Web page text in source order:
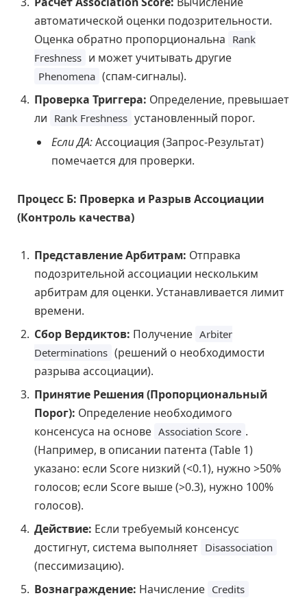
автоматической оценки подозрительности.
Оценка обратно пропорциональна Rank
Freshness и может учитывать другие
Phenomena (спам-сигналы).
Проверка Триггера: Определение, превышает
ли Rank Freshness установленный порог.
Если ДА:Ассоциация (Запрос-Результат)
помечается для проверки.
Процесс Б: Проверка и Разрыв Ассоциации
(Контроль качества)
Представление Арбитрам: Отправка
подозрительной ассоциации нескольким
арбитрам для оценки. Устанавливается лимит
времени.
Сбор Вердиктов: Получение Arbiter
Determinations (решений о необходимости
разрыва ассоциации).
Принятие Решения (Пропорциональный
Порог): Определение необходимого
консенсуса на основе Association Score .
(Например, в описании патента (Table 1)
указано: если Score низкий (<0.1), нужно >50%
голосов; если Score выше (>0.3), нужно 100%
голосов).
Действие: Если требуемый консенсус
достигнут, система выполняет Disassociation
(пессимизацию).
Вознаграждение: Начисление Credits